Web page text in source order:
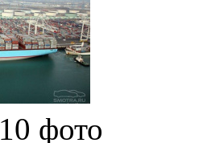
10 фото